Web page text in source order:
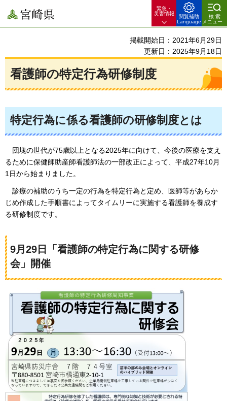
宮崎県
緊急・
災害情報
閲覧補助
Language
検索
メニュー
掲載開始日：2021年6月29日
更新日：2025年9月18日
看護師の特定行為研修制度
特定行為に係る看護師の研修制度とは
団塊の世代が75歳以上となる2025年に向けて、今後の医療を支え
るために保健師助産師看護師法の一部改正によって、平成27年10月
1日から始まりました。
診療の補助のうち一定の行為を特定行為と定め、医師等があらか
じめ作成した手順書によってタイムリーに実施する看護師を養成す
る研修制度です。
9月29日「看護師の特定行為に関する研修
会」開催